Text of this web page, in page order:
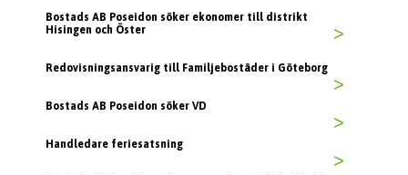
Bostads AB Poseidon söker ekonomer till distrikt
Hisingen och Öster
>
Redovisningsansvarig till Familjebostäder i Göteborg
>
Bostads AB Poseidon söker VD
>
Handledare feriesatsning
>